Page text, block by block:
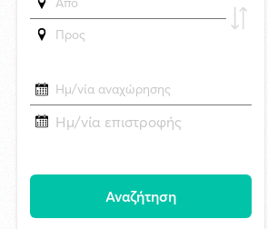
δημοσιεύθηκε 16 ώρες πριν
Η Μύκονος υποδέχτηκε το πολυτελές